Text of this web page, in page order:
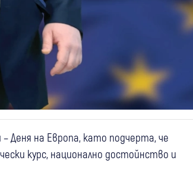
Деня на Европа, като подчерта, че
курс, национално достойнство и